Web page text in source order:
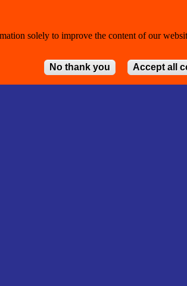
solely to improve the content of our
No thank you Accept all